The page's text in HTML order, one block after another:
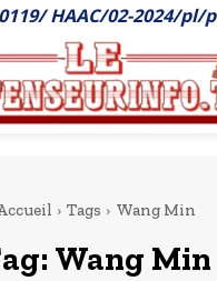
HAAC/02-2024/pl/p
Tags Wang Min
Wang Min